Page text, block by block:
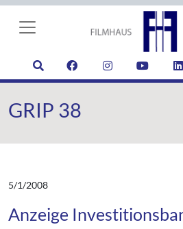
GRIP 38
5/1/2008
Anzeige